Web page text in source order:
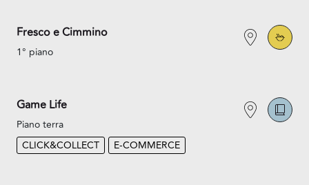
Fresco e Cimmino
1° piano
Game Life
Piano terra
CLICK&COLLECT
E-COMMERCE